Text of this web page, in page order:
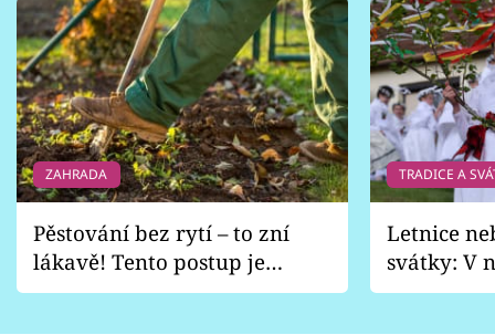
ZAHRADA
Pěstování bez rytí – to zní
lákavě! Tento postup je
vhodný jen pro některé
TRADICE A
Letnice
svátky: V
pondělí